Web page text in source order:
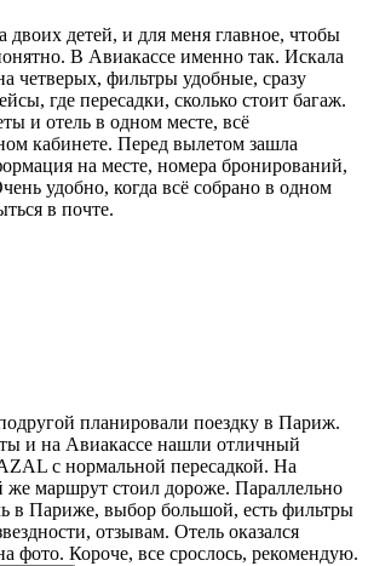
двоих детей, и для меня главное, чтобы
В Авиакассе именно так. Искала
четверых, фильтры удобные, сразу
где пересадки, сколько стоит багаж.
и отель в одном месте, всё
кабинете. Перед вылетом зашла
на месте, номера бронирований,
удобно, когда всё собрано в одном
в почте.
планировали поездку в Париж.
и на Авиакассе нашли отличный
с нормальной пересадкой. На
же маршрут стоил дороже. Параллельно
в Париже, выбор большой, есть фильтры
отзывам. Отель оказался
фото. Короче, все срослось, рекомендую.